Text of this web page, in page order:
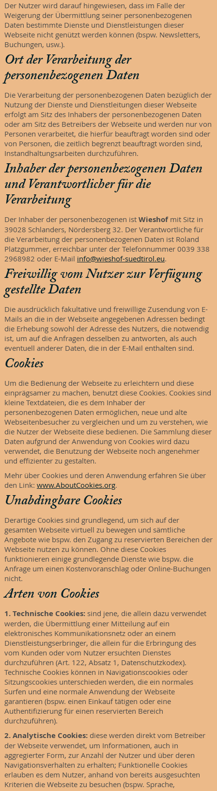
Der Nutzer wird darauf hingewiesen, dass im Falle der
Weigerung der Übermittlung seiner personenbezogenen
Daten bestimmte Dienste und Dienstleistungen dieser
Webseite nicht genützt werden können (bspw. Newsletters,
Buchungen, usw.).
Ort der Verarbeitung der
personenbezogenen Daten
Die Verarbeitung der personenbezogenen Daten bezüglich der
Nutzung der Dienste und Dienstleitungen dieser Webseite
erfolgt am Sitz des Inhabers der personenbezogenen Daten
oder am Sitz des Betreibers der Webseite und werden nur von
Personen verarbeitet, die hierfür beauftragt worden sind oder
von Personen, die zeitlich begrenzt beauftragt worden sind,
Instandhaltungsarbeiten durchzuführen.
Inhaber der personenbezogenen Daten
und Verantwortlicher für die
Verarbeitung
Der Inhaber der personenbezogenen ist Wieshof mit Sitz in
39028 Schlanders, Nördersberg 32. Der Verantwortliche für
die Verarbeitung der personenbezogenen Daten ist Roland
Platzgummer, erreichbar unter der Telefonnummer 0039 338
2968982 oder E-Mail info@wieshof-suedtirol.eu.
Freiwillig vom Nutzer zur Verfügung
gestellte Daten
Die ausdrücklich fakultative und freiwillige Zusendung von E-
Mails an die in der Webseite angegebenen Adressen bedingt
die Erhebung sowohl der Adresse des Nutzers, die notwendig
ist, um auf die Anfragen desselben zu antworten, als auch
eventuell anderer Daten, die in der E-Mail enthalten sind.
Cookies
Um die Bedienung der Webseite zu erleichtern und diese
einprägsamer zu machen, benutzt diese Cookies. Cookies sind
kleine Textdateien, die es dem Inhaber der
personenbezogenen Daten ermöglichen, neue und alte
Webseitenbesucher zu vergleichen und um zu verstehen, wie
die Nutzer der Webseite diese bedienen. Die Sammlung dieser
Daten aufgrund der Anwendung von Cookies wird dazu
verwendet, die Benutzung der Webseite noch angenehmer
und effizienter zu gestalten.
Mehr über Cookies und deren Anwendung erfahren Sie über
den Link: www.AboutCookies.org.
Unabdingbare Cookies
Derartige Cookies sind grundlegend, um sich auf der
gesamten Webseite virtuell zu bewegen und sämtliche
Angebote wie bspw. den Zugang zu reservierten Bereichen der
Webseite nutzen zu können. Ohne diese Cookies
funktionieren einige grundlegende Dienste wie bspw. die
Anfrage um einen Kostenvoranschlag oder Online-Buchungen
nicht.
Arten von Cookies
1. Technische Cookies:sind jene, die allein dazu verwendet
werden, die Übermittlung einer Mitteilung auf ein
elektronisches Kommunikationsnetz oder an einem
Dienstleistungserbringer, die allein für die Erbringung des
vom Kunden oder vom Nutzer ersuchten Dienstes
durchzuführen (Art. 122, Absatz 1, Datenschutzkodex).
Technische Cookies können in Navigationscookies oder
Sitzungscookies unterschieden werden, die ein normales
Surfen und eine normale Anwendung der Webseite
garantieren (bspw. einen Einkauf tätigen oder eine
Authentifizierung für einen reservierten Bereich
durchzuführen).
2. Analytische Cookies:diese werden direkt vom Betreiber
der Webseite verwendet, um Informationen, auch in
aggregierter Form, zur Anzahl der Nutzer und über deren
Navigationsverhalten zu erhalten; Funktionelle Cookies
erlauben es dem Nutzer, anhand von bereits ausgesuchten
Kriterien die Webseite zu besuchen (bspw. Sprache,